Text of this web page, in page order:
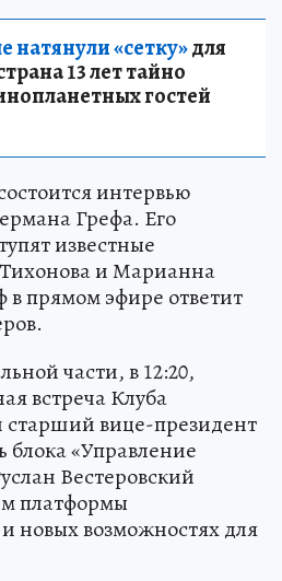
«сетку»для
13 лет тайно
гостей
интервью
Грефа. Его
известные
и Марианна
прямом эфире ответит
части, в 12:20,
встреча Клуба
вице-президент
блока «Управление
Вестеровский
платформы
новых возможностях для